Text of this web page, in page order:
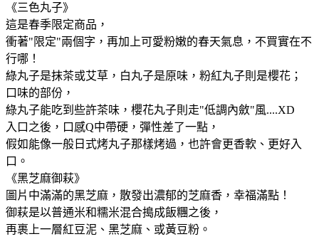
《三色丸子》
這是春季限定商品，
衝著"限定"兩個字，再加上可愛粉嫩的春天氣息，不買實在不
行哪！
綠丸子是抹茶或艾草，白丸子是原味，粉紅丸子則是櫻花；
口味的部份，
綠丸子能吃到些許茶味，櫻花丸子則走"低調內斂"風....XD
入口之後，口感Q中帶硬，彈性差了一點，
假如能像一般日式烤丸子那樣烤過，也許會更香軟、更好入
口。
《黑芝麻御萩》
圖片中滿滿的黑芝麻，散發出濃郁的芝麻香，幸福滿點！
御萩是以普通米和糯米混合搗成飯糰之後，
再裹上一層紅豆泥、黑芝麻、或黃豆粉。